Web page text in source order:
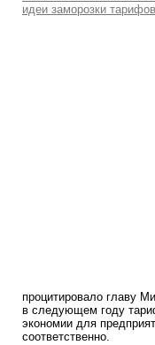
идеи заморозки
процитировало главу
в следующем году
экономии для
соответственно.